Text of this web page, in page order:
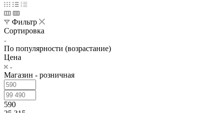
Фильтр
Сортировка
По популярности (возрастание)
Цена
Магазин - розничная
590